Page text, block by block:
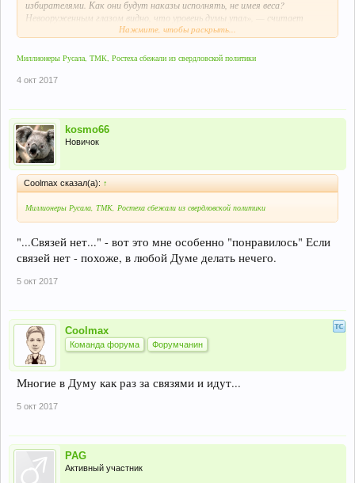
избирателями. Как они будут наказы исполнять, не имея веса?
Невооруженным глазом видно, что уровень думы упал», — считает
высокопоставленный источник «URA.RU».
Нажмите, чтобы раскрыть...
Миллионеры Русала, ТМК, Ростеха сбежали из свердловской политики
4 окт 2017
kosmo66
Новичок
Coolmax сказал(а): ↑
Миллионеры Русала, ТМК, Ростеха сбежали из свердловской политики
"...Связей нет..." - вот это мне особенно "понравилось" Если
связей нет - похоже, в любой Думе делать нечего.
5 окт 2017
Coolmax
Команда форума Форумчанин
Многие в Думу как раз за связями и идут...
5 окт 2017
PAG
Активный участник